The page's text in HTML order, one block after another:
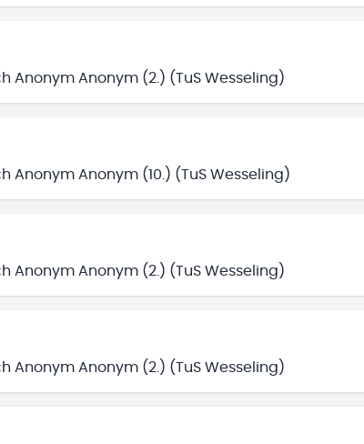
Anonym Anonym (2.) (TuS Wesseling)
Anonym Anonym (10.) (TuS Wesseling)
Anonym Anonym (2.) (TuS Wesseling)
Anonym Anonym (2.) (TuS Wesseling)